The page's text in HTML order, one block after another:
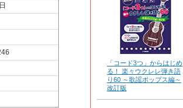
「コード3つ」からはじめ
る！ 楽々ウクレレ弾き語
り60 ～歌謡ポップス編～
改訂版